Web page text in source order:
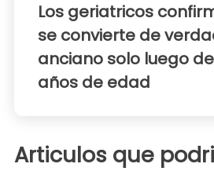
Los geriatricos
se convierte de
anciano solo luego
años de edad
Articulos que